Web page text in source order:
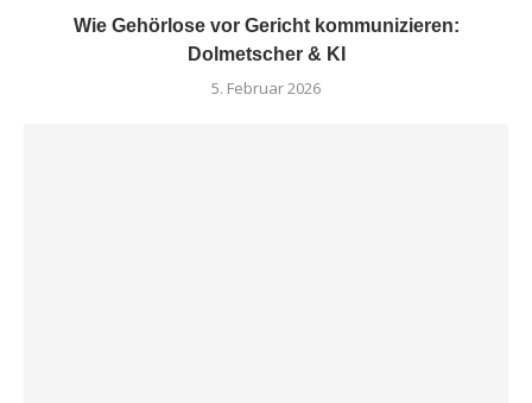
Wie Gehörlose vor Gericht kommunizieren:
Dolmetscher & KI
5. Februar 2026